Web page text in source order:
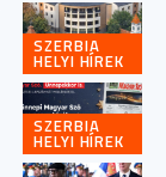
SZERBIA
HELYI HÍREK
SZERBIA
HELYI HÍREK